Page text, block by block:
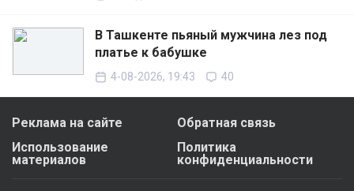
В Ташкенте пьяный мужчина лез под
платье к бабушке
4-08-2026, 19:43 40
Реклама на сайте
Обратная связь
Использование
материалов
Политика
конфиденциальности